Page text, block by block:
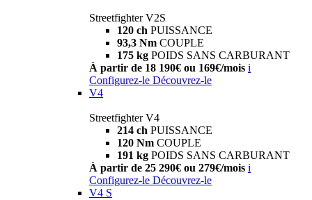
Streetfighter V2S
120 ch PUISSANCE
93,3 Nm COUPLE
175 kg POIDS SANS CARBURANT
À partir de 18 190€ ou 169€/mois i
Configurez-le Découvrez-le
V4
Streetfighter V4
214 ch PUISSANCE
120 Nm COUPLE
191 kg POIDS SANS CARBURANT
À partir de 25 290€ ou 279€/mois i
Configurez-le Découvrez-le
V4 S